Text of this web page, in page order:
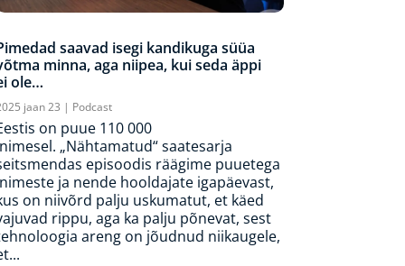
saavad isegi kandikuga süüa
minna, aga niipea, kui seda äppi
ole…
jaan 23 | Podcast
on puue 110 000
„Nähtamatud“ saatesarja
episoodis räägime puuetega
ja nende hooldajate igapäevast,
on niivõrd palju uskumatut, et käed
rippu, aga ka palju põnevat, sest
areng on jõudnud niikaugele,